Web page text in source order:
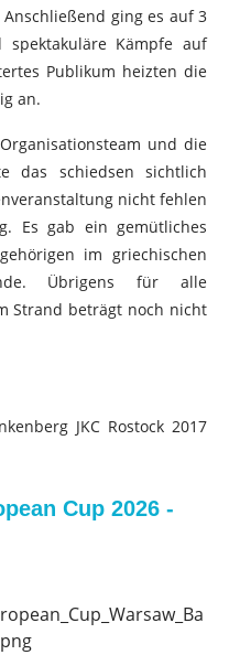
ging es auf 3
Kämpfe auf
Publikum heizten die
an.
und die
das schiedsen sichtlich
nicht fehlen
Es gab ein gemütliches
im griechischen
Übrigens für alle
Strand beträgt noch nicht
JKC Rostock 2017
Cup 2026 -